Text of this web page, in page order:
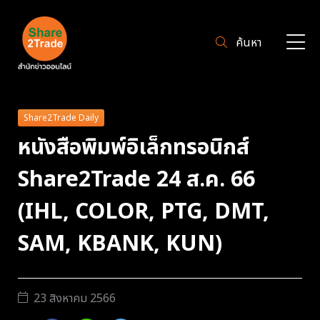
ค้นหา
Share2Trade Daily
หนังสือพิมพ์อิเล็กทรอนิกส์
Share2Trade 24 ส.ค. 66
(IHL, COLOR, PTG, DMT,
SAM, KBANK, KUN)
23 สิงหาคม 2566